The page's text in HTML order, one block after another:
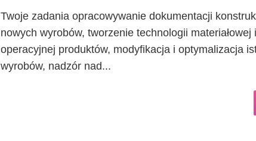
Twoje zadania opracowywanie dokumentacji
nowych wyrobów, tworzenie technologii materiałowej i
operacyjnej produktów, modyfikacja i optymalizacja
wyrobów, nadzór nad...